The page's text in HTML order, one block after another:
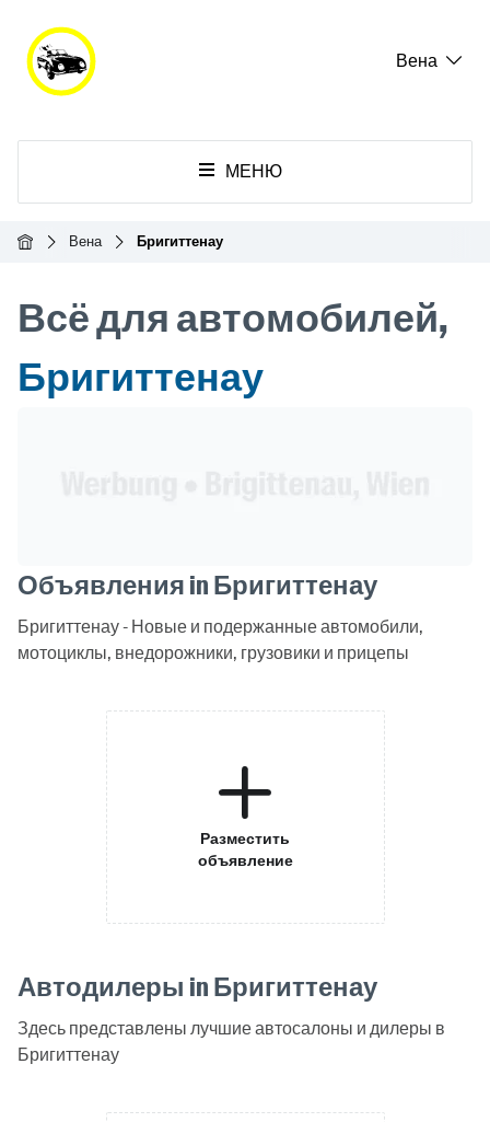
Вена
МЕНЮ
ГлавнаяВена Бригиттенау
Всё для автомобилей,
Бригиттенау
Объявления in Бригиттенау
Бригиттенау - Новые и подержанные автомобили,
мотоциклы, внедорожники, грузовики и прицепы
Разместить
объявление
Автодилеры in Бригиттенау
Здесь представлены лучшие автосалоны и дилеры в
Бригиттенау